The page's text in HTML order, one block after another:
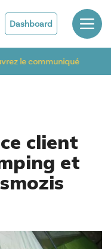
Dashboard
client
et